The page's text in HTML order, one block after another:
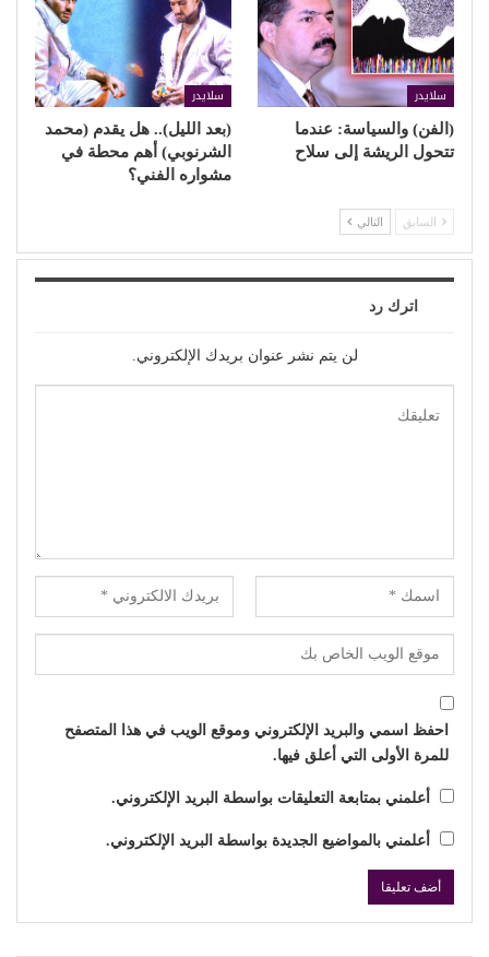
سلايدر
(الفن) والسياسة: عندما
تتحول الريشة إلى سلاح
سلايدر
(بعد الليل).. هل يقدم (محمد
الشرنوبي) أهم محطة في
مشواره الفني؟
السابق التالي
اترك رد
لن يتم نشر عنوان بريدك الإلكتروني.
احفظ اسمي والبريد الإلكتروني وموقع الويب في هذا المتصفح
للمرة الأولى التي أعلق فيها.
أعلمني بمتابعة التعليقات بواسطة البريد الإلكتروني.
أعلمني بالمواضيع الجديدة بواسطة البريد الإلكتروني.